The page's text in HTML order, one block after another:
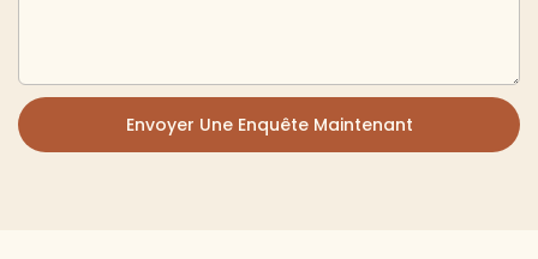
Envoyer Une Enquête Maintenant